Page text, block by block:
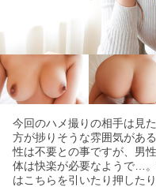
今回のハメ撮りの相手は見
方が捗りそうな雰囲気があ
性は不要との事ですが、男
体は快楽が必要なようで…
はこちらを引いたり押した